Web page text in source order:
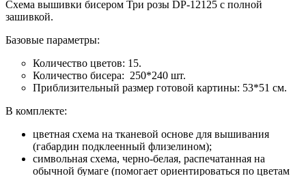
Схема вышивки бисером Три розы DP-12125 с полной
зашивкой.
Базовые параметры:
Количество цветов: 15.
Количество бисера: 250*240 шт.
Приблизительный размер готовой картины: 53*51 см.
В комплекте:
цветная схема на тканевой основе для вышивания
(габардин подклеенный флизелином);
символьная схема, черно-белая, распечатанная на
обычной бумаге (помогает ориентироваться по цветам